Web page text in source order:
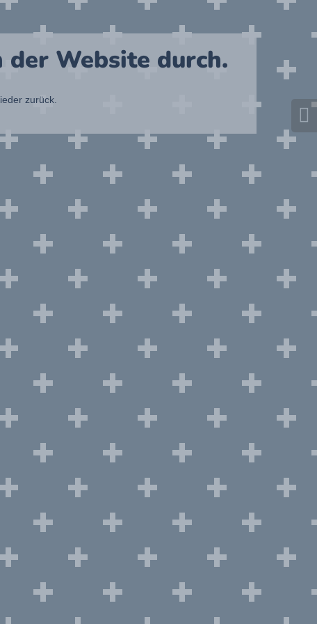
Website durch.
zurück.